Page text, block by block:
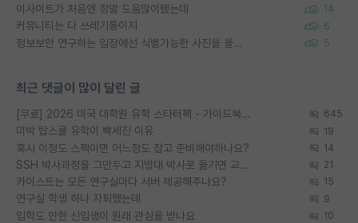
이사이트가 처음엔 정말 도움많이됐는데 14
커뮤니티는 다 쓰레기통이지 6
정보보안 연구하는 입장에선 식별가능한 사진을 올리는건 비추이긴함 5
최근 댓글이 많이 달린 글
[무료] 2026 미국 대학원 유학 스타터팩 - 가이드북 & 합격자 컨택메일 템플릿 645
미박 탑스쿨 유학이 빡세진 이유 19
혹시 이정도 스펙이면 어느정도 잡고 준비해야하나요? 14
SSH 박사과정을 그만두고 지방대 박사로 옮기면 교수의 꿈은 끝일까요? 21
카이스트는 모든 연구실마다 서버 제공해주나요? 15
연구실 학생 하나 자퇴했는데 9
입학도 안한 신입생이 원래 관심을 받나요 10